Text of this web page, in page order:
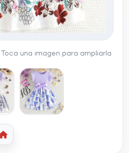
Toca una imagen para ampliarla